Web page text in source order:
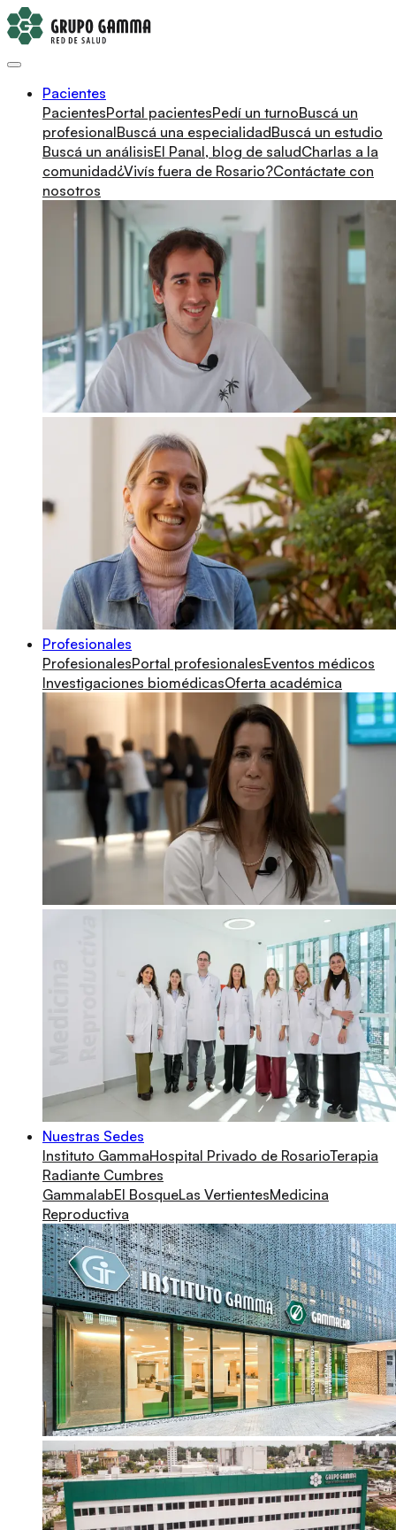
Pacientes
PacientesPortal pacientesPedí un turnoBuscá un
profesionalBuscá una especialidadBuscá un estudio
Buscá un análisisEl Panal, blog de saludCharlas a la
comunidad¿Vivís fuera de Rosario?Contáctate con
nosotros
Profesionales
ProfesionalesPortal profesionalesEventos médicos
Investigaciones biomédicasOferta académica
Nuestras Sedes
Instituto GammaHospital Privado de RosarioTerapia
Radiante Cumbres
GammalabEl BosqueLas VertientesMedicina
Reproductiva